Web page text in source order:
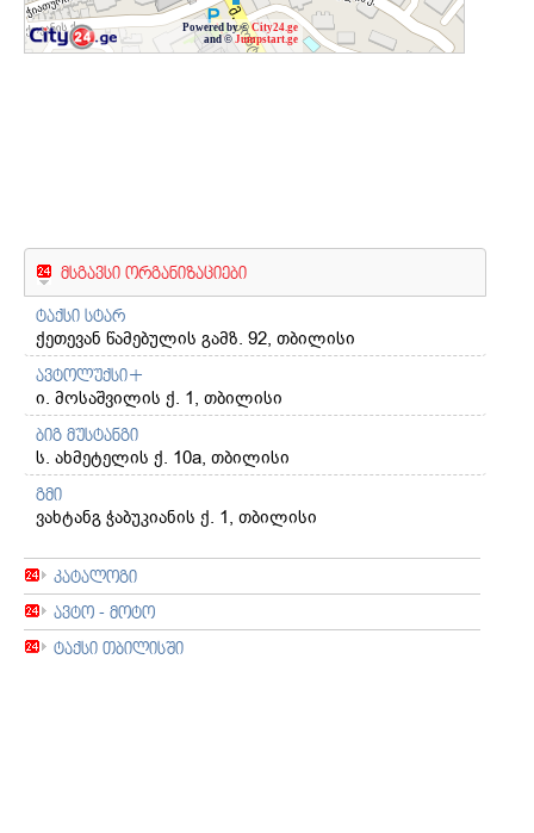
Powered by ©City24.ge
and ©Jumpstart.ge
მსგავსი ორგანიზაციები
ტაქსი სტარ
ქეთევან წამებულის გამზ. 92, თბილისი
ავტოლუქსი+
ი. მოსაშვილის ქ. 1, თბილისი
ბიგ მუსტანგი
ს. ახმეტელის ქ. 10a, თბილისი
გმი
ვახტანგ ჭაბუკიანის ქ. 1, თბილისი
კატალოგი
ავტო - მოტო
ტაქსი თბილისში